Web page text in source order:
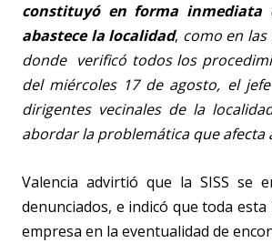
constituyó en forma
abastece la localidad, como en
donde verificó todos los
del miércoles 17 de agosto, el
dirigentes vecinales de la
abordar la problemática que afecta
Valencia advirtió que la SISS se
denunciados, e indicó que toda
empresa en la eventualidad de